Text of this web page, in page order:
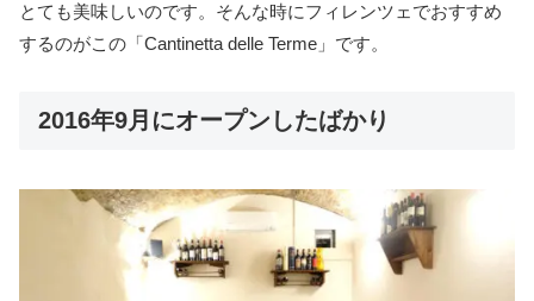
とても美味しいのです。そんな時にフィレンツェでおすすめ
するのがこの「Cantinetta delle Terme」です。
2016年9月にオープンしたばかり